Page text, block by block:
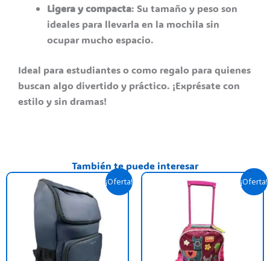
Ligera y compacta: Su tamaño y peso son
ideales para llevarla en la mochila sin
ocupar mucho espacio.
Ideal para estudiantes o como regalo para quienes
buscan algo divertido y práctico. ¡Exprésate con
estilo y sin dramas!
También te puede interesar
¡Oferta!
Original
price
was:
$ 76.900,00.
Current
price
is:
$ 64.500,00.
¡Oferta!
Original
price
was:
$ 74.900,00.
Current
price